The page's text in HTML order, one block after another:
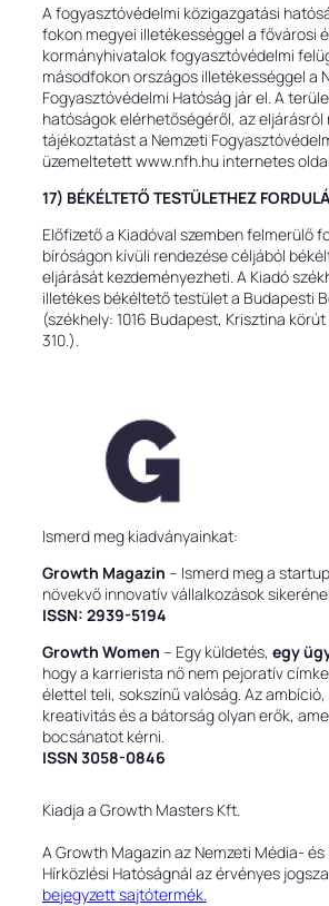
A fogyasztóvédelmi közigazgatási
fokon megyei illetékességgel a fővárosi
kormányhivatalok fogyasztóvédelmi
másodfokon országos illetékességgel a
Fogyasztóvédelmi Hatóság jár el. A
hatóságok elérhetőségéről, az eljárásról
tájékoztatást a Nemzeti
üzemeltetett www.nfh.hu internetes
17) BÉKÉLTETŐ TESTÜLETHEZ
Előfizető a Kiadóval szemben felmerülő
bíróságon kívüli rendezése céljából
eljárását kezdeményezheti. A Kiadó
illetékes békéltető testület a Budapesti
(székhely: 1016 Budapest, Krisztina
310.).
Ismerd meg kiadványainkat:
Growth Magazin – Ismerd meg a
növekvő innovatív vállalkozások
ISSN: 2939-5194
Growth Women – Egy küldetés, egy
hogy a karrierista nő nem pejoratív
élettel teli, sokszínű valóság. Az
kreativitás és a bátorság olyan erők,
bocsánatot kérni.
ISSN 3058-0846
Kiadja a Growth Masters Kft.
A Growth Magazin az Nemzeti Média- és
Hírközlési Hatóságnál az érvényes
bejegyzett sajtótermék.